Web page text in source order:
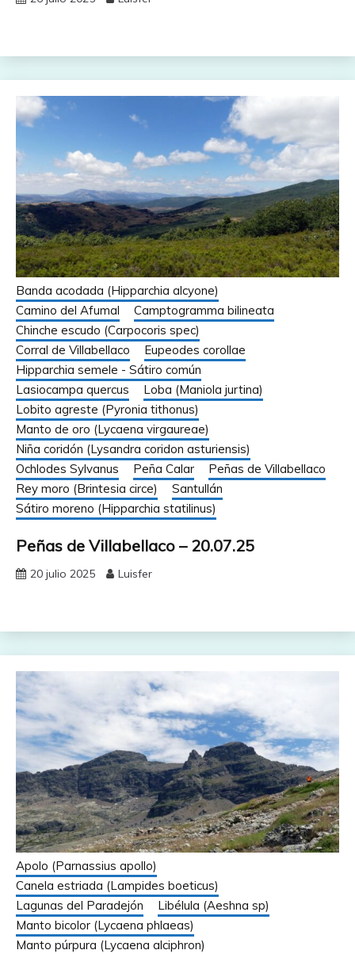
Banda acodada (Hipparchia alcyone)
Camino del Afumal
Camptogramma bilineata
Chinche escudo (Carpocoris spec)
Corral de Villabellaco
Eupeodes corollae
Hipparchia semele - Sátiro común
Lasiocampa quercus
Loba (Maniola jurtina)
Lobito agreste (Pyronia tithonus)
Manto de oro (Lycaena virgaureae)
Niña coridón (Lysandra coridon asturiensis)
Ochlodes Sylvanus
Peña Calar
Peñas de Villabellaco
Rey moro (Brintesia circe)
Santullán
Sátiro moreno (Hipparchia statilinus)
Peñas de Villabellaco – 20.07.25
20 julio 2025 Luisfer
Apolo (Parnassius apollo)
Canela estriada (Lampides boeticus)
Lagunas del Paradejón
Libélula (Aeshna sp)
Manto bicolor (Lycaena phlaeas)
Manto púrpura (Lycaena alciphron)